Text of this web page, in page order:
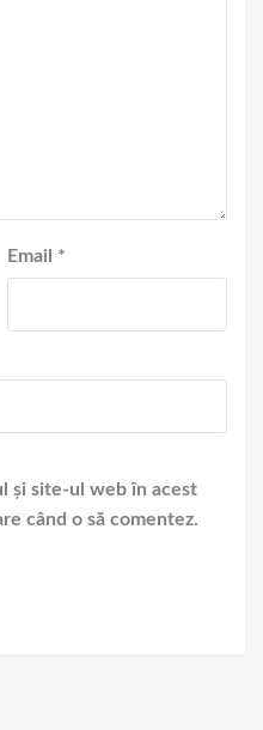
Email *
și site-ul web în acest
când o să comentez.